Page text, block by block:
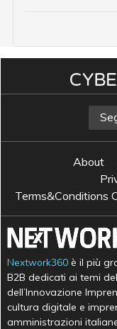
About
Terms&Conditions
Nextwork360 è il più
B2B dedicati ai temi
dell’Innovazione
cultura digitale e
amministrazioni